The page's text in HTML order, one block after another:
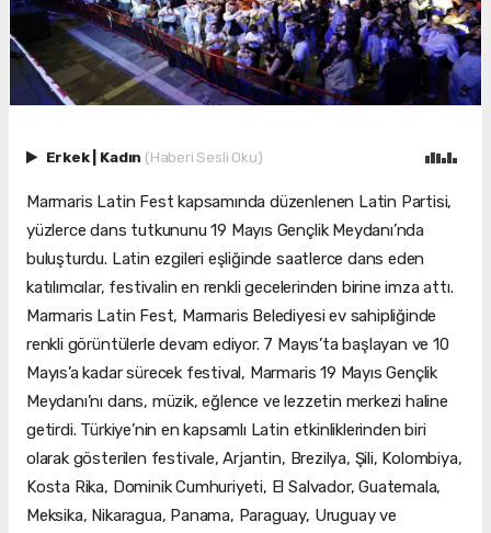
Erkek Kadın (Haberi Sesli Oku)
Marmaris Latin Fest kapsamında düzenlenen Latin Partisi,
yüzlerce dans tutkununu 19 Mayıs Gençlik Meydanı’nda
buluşturdu. Latin ezgileri eşliğinde saatlerce dans eden
katılımcılar, festivalin en renkli gecelerinden birine imza attı.
Marmaris Latin Fest, Marmaris Belediyesi ev sahipliğinde
renkli görüntülerle devam ediyor. 7 Mayıs’ta başlayan ve 10
Mayıs’a kadar sürecek festival, Marmaris 19 Mayıs Gençlik
Meydanı’nı dans, müzik, eğlence ve lezzetin merkezi haline
getirdi. Türkiye’nin en kapsamlı Latin etkinliklerinden biri
olarak gösterilen festivale, Arjantin, Brezilya, Şili, Kolombiya,
Kosta Rika, Dominik Cumhuriyeti, El Salvador, Guatemala,
Meksika, Nikaragua, Panama, Paraguay, Uruguay ve